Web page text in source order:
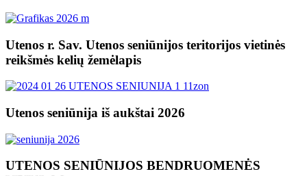
Utenos r. Sav. Utenos seniūnijos teritorijos vietinės
reikšmės kelių žemėlapis
Utenos seniūnija iš aukštai 2026
UTENOS SENIŪNIJOS BENDRUOMENĖS